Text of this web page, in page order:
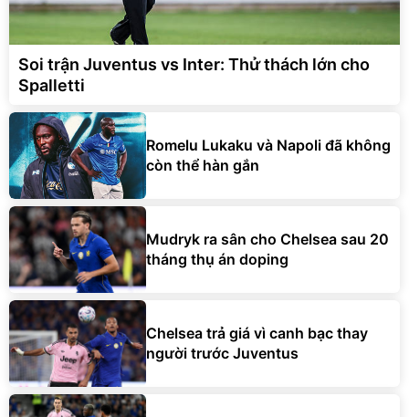
Soi trận Juventus vs Inter: Thử thách lớn cho
Spalletti
Romelu Lukaku và Napoli đã không
còn thể hàn gắn
Mudryk ra sân cho Chelsea sau 20
tháng thụ án doping
Chelsea trả giá vì canh bạc thay
người trước Juventus